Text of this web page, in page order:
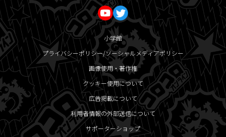
小学館
プライバシーポリシー/ソーシャルメディアポリシー
画像使用・著作権
クッキー使用について
広告掲載について
利用者情報の外部送信について
サポーターショップ